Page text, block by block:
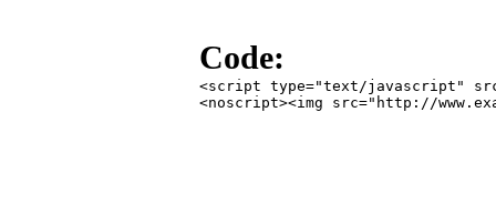
Code:
<script type="text/javascript"
<noscript><img src="http://